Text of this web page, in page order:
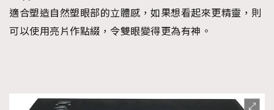
適合塑造自然塑眼部的立體感，如果想看起來更精靈，則
可以使用亮片作點綴，令雙眼變得更為有神。